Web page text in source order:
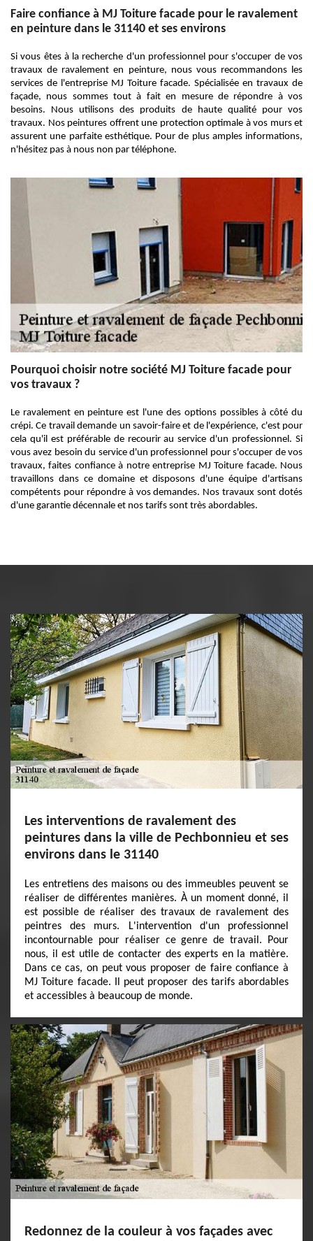
Faire confiance à MJ Toiture facade pour le ravalement
en peinture dans le 31140 et ses environs
Si vous êtes à la recherche d'un professionnel pour s'occuper de vos
travaux de ravalement en peinture, nous vous recommandons les
services de l'entreprise MJ Toiture facade. Spécialisée en travaux de
façade, nous sommes tout à fait en mesure de répondre à vos
besoins. Nous utilisons des produits de haute qualité pour vos
travaux. Nos peintures offrent une protection optimale à vos murs et
assurent une parfaite esthétique. Pour de plus amples informations,
n'hésitez pas à nous non par téléphone.
Pourquoi choisir notre société MJ Toiture facade pour
vos travaux ?
Le ravalement en peinture est l'une des options possibles à côté du
crépi. Ce travail demande un savoir-faire et de l'expérience, c'est pour
cela qu'il est préférable de recourir au service d'un professionnel. Si
vous avez besoin du service d'un professionnel pour s'occuper de vos
travaux, faites confiance à notre entreprise MJ Toiture facade. Nous
travaillons dans ce domaine et disposons d'une équipe d'artisans
compétents pour répondre à vos demandes. Nos travaux sont dotés
d'une garantie décennale et nos tarifs sont très abordables.
Les interventions de ravalement des
peintures dans la ville de Pechbonnieu et ses
environs dans le 31140
Les entretiens des maisons ou des immeubles peuvent se
réaliser de différentes manières. À un moment donné, il
est possible de réaliser des travaux de ravalement des
peintres des murs. L'intervention d'un professionnel
incontournable pour réaliser ce genre de travail. Pour
nous, il est utile de contacter des experts en la matière.
Dans ce cas, on peut vous proposer de faire confiance à
MJ Toiture facade. Il peut proposer des tarifs abordables
et accessibles à beaucoup de monde.
Redonnez de la couleur à vos façades avec